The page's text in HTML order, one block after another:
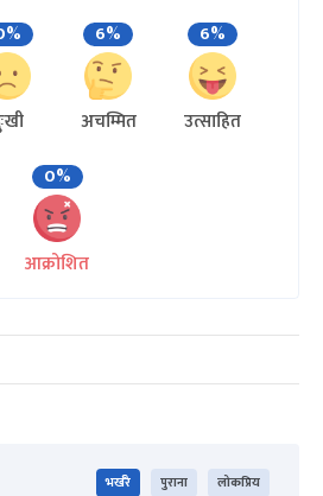
6%
अचम्मित
6%
उत्साहित
0%
आक्रोशित
भर्खरै पुराना लोकप्रिय